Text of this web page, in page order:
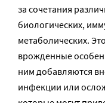
за сочетания
биологических,
метаболических.
врожденные
ним добавляются
инфекции или